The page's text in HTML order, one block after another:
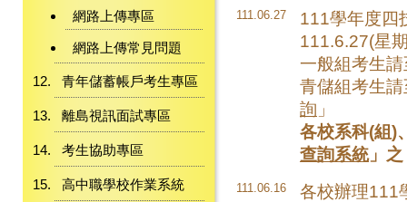
網路上傳專區
網路上傳常見問題
青年儲蓄帳戶考生專區
離島視訊面試專區
考生協助專區
高中職學校作業系統
111.06.27
111學年度四
111.6.27(星
一般組考生
青儲組考生
詢 」
各校系科(組)
查詢系統」
111.06.16
各校辦理111